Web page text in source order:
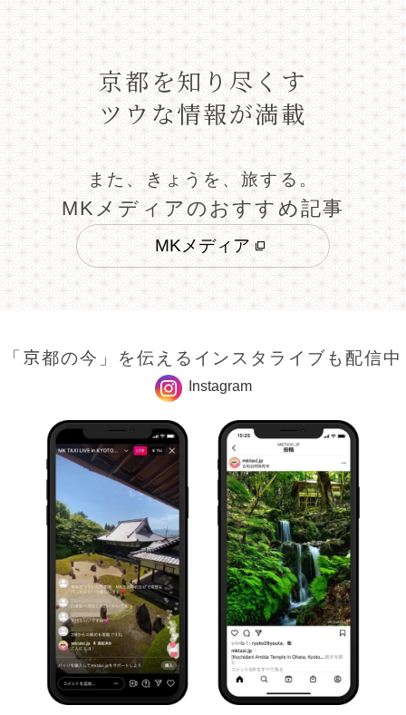
京都を知り尽くす
ツウな情報が満載
また、きょうを、旅する。
MKメディアのおすすめ記事
MKメディア
「京都の今」を伝えるインスタライブも配信中
Instagram